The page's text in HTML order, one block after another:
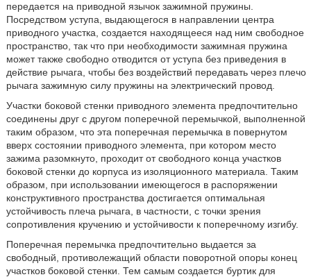
передается на приводной язычок зажимной пружины.
Посредством уступа, выдающегося в направлении центра
приводного участка, создается находящееся над ним свободное
пространство, так что при необходимости зажимная пружина
может также свободно отводится от уступа без приведения в
действие рычага, чтобы без воздействий передавать через плечо
рычага зажимную силу пружины на электрический провод.
Участки боковой стенки приводного элемента предпочтительно
соединены друг с другом поперечной перемычкой, выполненной
таким образом, что эта поперечная перемычка в повернутом
вверх состоянии приводного элемента, при котором место
зажима разомкнуто, проходит от свободного конца участков
боковой стенки до корпуса из изоляционного материала. Таким
образом, при использовании имеющегося в распоряжении
конструктивного пространства достигается оптимальная
устойчивость плеча рычага, в частности, с точки зрения
сопротивления кручению и устойчивости к поперечному изгибу.
Поперечная перемычка предпочтительно выдается за
свободный, противолежащий области поворотной опоры конец
участков боковой стенки. Тем самым создается буртик для